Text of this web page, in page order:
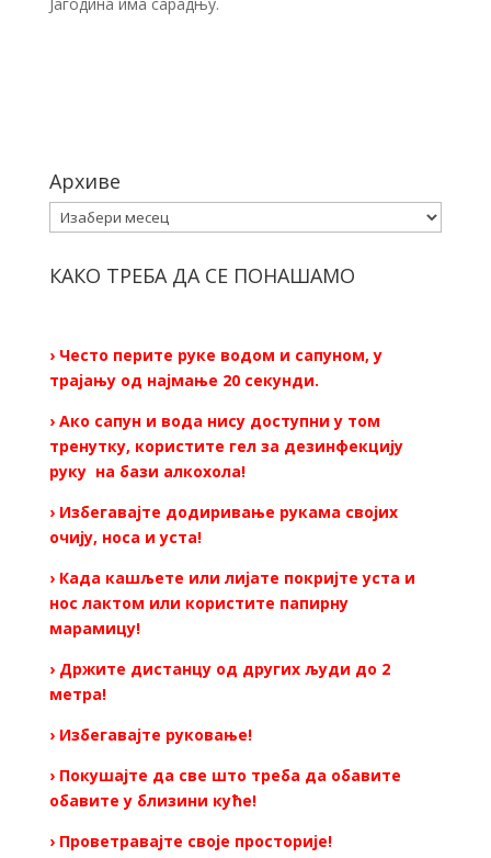
Архиве
Архиве
КАКО ТРЕБА ДА СЕ ПОНАШАМО
› Често перите руке водом и сапуном, у
трајању од најмање 20 секунди.
› Ако сапун и вода нису доступни у том
тренутку, користите гел за дезинфекцију
руку на бази алкохола!
› Избегавајте додиривање рукама својих
очију, носа и уста!
› Када кашљете или лијате покријте уста и
нос лактом или користите папирну
марамицу!
› Држите дистанцу од других људи до 2
метра!
› Избегавајте руковање!
› Покушајте да све што треба да обавите
обавите у близини куће!
› Проветравајте своје просторије!